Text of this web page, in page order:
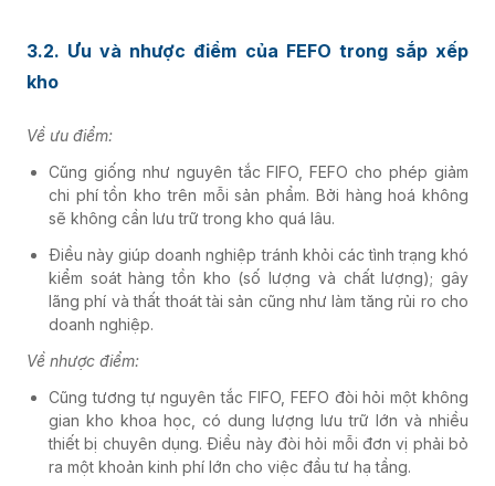
3.2. Ưu và nhược điểm của FEFO trong sắp xếp
kho
Về ưu điểm:
Cũng giống như nguyên tắc FIFO, FEFO cho phép giảm
chi phí tồn kho trên mỗi sản phẩm. Bởi hàng hoá không
sẽ không cần lưu trữ trong kho quá lâu.
Điều này giúp doanh nghiệp tránh khỏi các tình trạng khó
kiểm soát hàng tồn kho (số lượng và chất lượng); gây
lãng phí và thất thoát tài sản cũng như làm tăng rủi ro cho
doanh nghiệp.
Về nhược điểm:
Cũng tương tự nguyên tắc FIFO, FEFO đòi hỏi một không
gian kho khoa học, có dung lượng lưu trữ lớn và nhiều
thiết bị chuyên dụng. Điều này đòi hỏi mỗi đơn vị phải bỏ
ra một khoản kinh phí lớn cho việc đầu tư hạ tầng.